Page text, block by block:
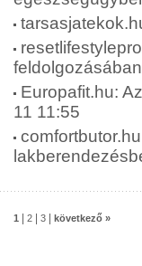
Europafit.hu:
11 11:55
1 2 3 következő »